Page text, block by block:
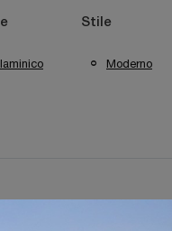
Stile
Moderno